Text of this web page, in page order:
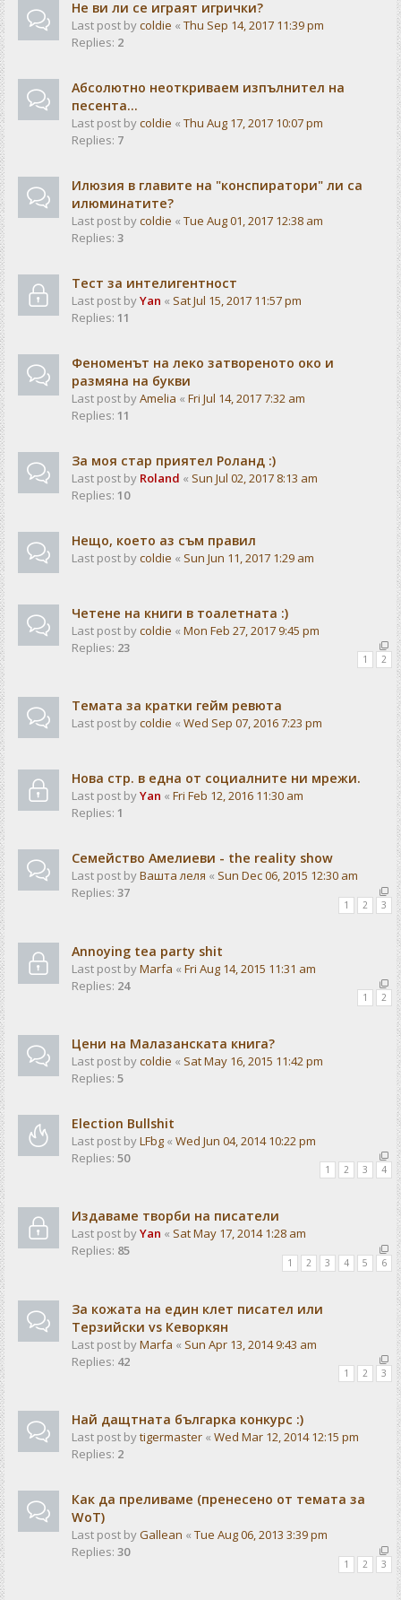
Не ви ли се играят игрички?
Last post bycoldie « Thu Sep 14, 2017 11:39 pm
Replies: 2
Абсолютно неоткриваем изпълнител на
песента...
Last post bycoldie « Thu Aug 17, 2017 10:07 pm
Replies: 7
Илюзия в главите на "конспиратори" ли са
илюминатите?
Last post bycoldie « Tue Aug 01, 2017 12:38 am
Replies: 3
Тест за интелигентност
Last post byYan « Sat Jul 15, 2017 11:57 pm
Replies: 11
Феноменът на леко затвореното око и
размяна на букви
Last post byAmelia « Fri Jul 14, 2017 7:32 am
Replies: 11
За моя стар приятел Роланд :)
Last post by Roland « Sun Jul 02, 2017 8:13 am
Replies: 10
Нещо, което аз съм правил
Last post bycoldie « Sun Jun 11, 2017 1:29 am
Четене на книги в тоалетната :)
Last post bycoldie « Mon Feb 27, 2017 9:45 pm
Replies: 23
1 2
Темата за кратки гейм ревюта
Last post bycoldie « Wed Sep 07, 2016 7:23 pm
Нова стр. в една от социалните ни мрежи.
Last post byYan « Fri Feb 12, 2016 11:30 am
Replies: 1
Семейство Амелиеви - the reality show
Last post byВашта леля « Sun Dec 06, 2015 12:30 am
Replies: 37
1 2 3
Annoying tea party shit
Last post byMarfa « Fri Aug 14, 2015 11:31 am
Replies: 24
1 2
Цени на Малазанската книга?
Last post bycoldie « Sat May 16, 2015 11:42 pm
Replies: 5
Election Bullshit
Last post byLFbg « Wed Jun 04, 2014 10:22 pm
Replies: 50
1 2 3 4
Издаваме творби на писатели
Last post byYan « Sat May 17, 2014 1:28 am
Replies: 85
1 2 3 4 5 6
За кожата на един клет писател или
Терзийски vs Кеворкян
Last post byMarfa « Sun Apr 13, 2014 9:43 am
Replies: 42
1 2 3
Най дащтната българка конкурс :)
Last post bytigermaster « Wed Mar 12, 2014 12:15 pm
Replies: 2
Как да преливаме (пренесено от темата за
WoT)
Last post byGallean « Tue Aug 06, 2013 3:39 pm
Replies: 30
1 2 3